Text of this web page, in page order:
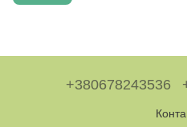
+380678243536